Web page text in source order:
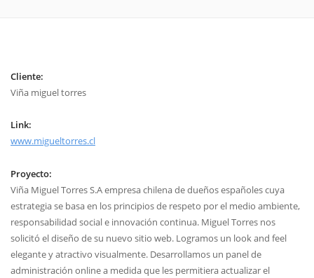
Cliente:
Viña miguel torres
Link:
www.migueltorres.cl
Proyecto:
Viña Miguel Torres S.A empresa chilena de dueños españoles cuya
estrategia se basa en los principios de respeto por el medio ambiente,
responsabilidad social e innovación continua. Miguel Torres nos
solicitó el diseño de su nuevo sitio web. Logramos un look and feel
elegante y atractivo visualmente. Desarrollamos un panel de
administración online a medida que les permitiera actualizar el